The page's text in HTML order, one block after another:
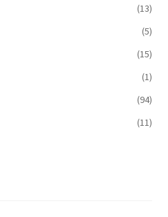
(13)
(5)
(15)
(1)
(94)
(11)